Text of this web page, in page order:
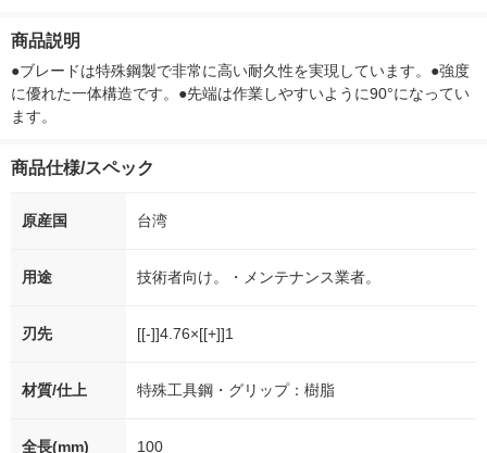
商品説明
●ブレードは特殊鋼製で非常に高い耐久性を実現しています。●強度
に優れた一体構造です。●先端は作業しやすいように90°になってい
ます。
商品仕様/スペック
原産国 台湾
用途 技術者向け。・メンテナンス業者。
刃先 [[-]]4.76×[[+]]1
材質/仕上 特殊工具鋼・グリップ：樹脂
全長(mm) 100